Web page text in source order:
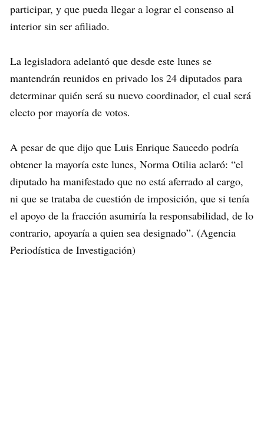
participar, y que pueda llegar a lograr el consenso al
interior sin ser afiliado.
La legisladora adelantó que desde este lunes se
mantendrán reunidos en privado los 24 diputados para
determinar quién será su nuevo coordinador, el cual será
electo por mayoría de votos.
A pesar de que dijo que Luis Enrique Saucedo podría
obtener la mayoría este lunes, Norma Otilia aclaró: “el
diputado ha manifestado que no está aferrado al cargo,
ni que se trataba de cuestión de imposición, que si tenía
el apoyo de la fracción asumiría la responsabilidad, de lo
contrario, apoyaría a quien sea designado”. (Agencia
Periodística de Investigación)